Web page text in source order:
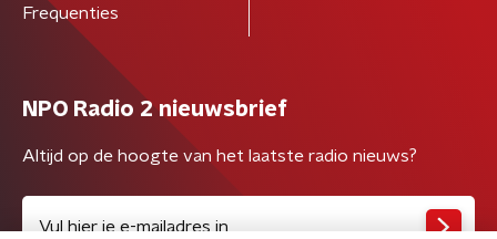
Frequenties
NPO Radio 2 nieuwsbrief
Altijd op de hoogte van het laatste radio nieuws?